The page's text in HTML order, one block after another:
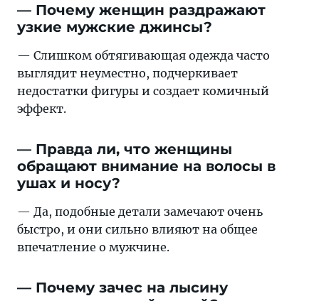
— Почему женщин раздражают
узкие мужские джинсы?
— Слишком обтягивающая одежда часто
выглядит неуместно, подчеркивает
недостатки фигуры и создает комичный
эффект.
— Правда ли, что женщины
обращают внимание на волосы в
ушах и носу?
— Да, подобные детали замечают очень
быстро, и они сильно влияют на общее
впечатление о мужчине.
— Почему зачес на лысину